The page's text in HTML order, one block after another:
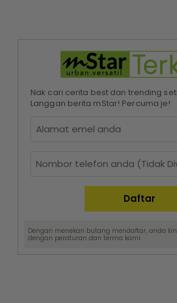
Nak cari cerita best dan trending
Langgan berita mStar! Percuma je!
Dengan menekan butang mendaftar, anda
dengan peraturan dan terma kami.